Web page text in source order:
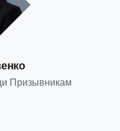
Призывникам